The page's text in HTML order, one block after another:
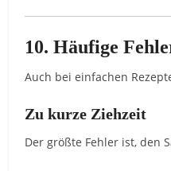
10.Häufige
Auch beieinfachen
Zukurze Ziehzeit
Dergrößte Fehler ist,den